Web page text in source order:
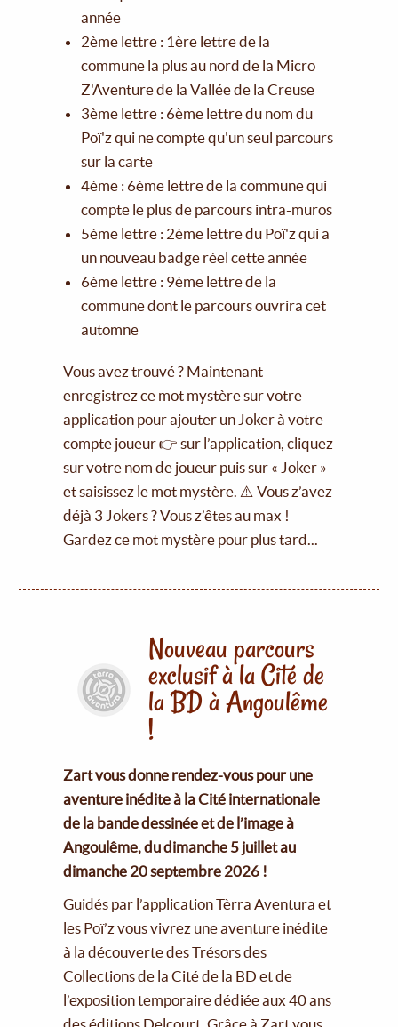
année
2ème lettre : 1ère lettre de la
commune la plus au nord de la Micro
Z'Aventure de la Vallée de la Creuse
3ème lettre : 6ème lettre du nom du
Poï'z qui ne compte qu'un seul parcours
sur la carte
4ème : 6ème lettre de la commune qui
compte le plus de parcours intra-muros
5ème lettre : 2ème lettre du Poï'z qui a
un nouveau badge réel cette année
6ème lettre : 9ème lettre de la
commune dont le parcours ouvrira cet
automne
Vous avez trouvé ? Maintenant
enregistrez ce mot mystère sur votre
application pour ajouter un Joker à votre
compte joueur 👉 sur l’application, cliquez
sur votre nom de joueur puis sur « Joker »
et saisissez le mot mystère. ⚠️ Vous z’avez
déjà 3 Jokers ? Vous z’êtes au max !
Gardez ce mot mystère pour plus tard...
Nouveau parcours
exclusif à la Cité de
la BD à Angoulême
!
Zart vous donne rendez-vous pour une
aventure inédite à la Cité internationale
de la bande dessinée et de l’image à
Angoulême, du dimanche 5 juillet au
dimanche 20 septembre 2026 !
Guidés par l’application Tèrra Aventura et
les Poï’z vous vivrez une aventure inédite
à la découverte des Trésors des
Collections de la Cité de la BD et de
l’exposition temporaire dédiée aux 40 ans
des éditions Delcourt. Grâce à Zart vous